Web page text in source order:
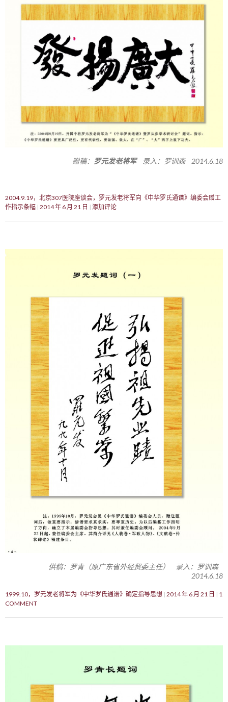
赠稿： 罗元发老将军录入：罗训森 2014.6.18
2004.9.19，北京307医院座谈会，罗元发老将军向《中华罗氏通谱》编委会赠工
作指示条幅 2014 年 6 月 21 日 添加评论
供稿：罗青（原广东省外经贸委主任） 录入：罗训森
2014.6.18
1999.10，罗元发老将军为《中华罗氏通谱》确定指导思想 2014 年 6 月 21 日
1
COMMENT